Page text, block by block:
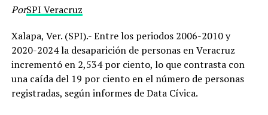
PorSPI Veracruz
Xalapa, Ver. (SPI).- Entre los periodos 2006-2010 y
2020-2024 la desaparición de personas en Veracruz
incrementó en 2,534 por ciento, lo que contrasta con
una caída del 19 por ciento en el número de personas
registradas, según informes de Data Cívica.